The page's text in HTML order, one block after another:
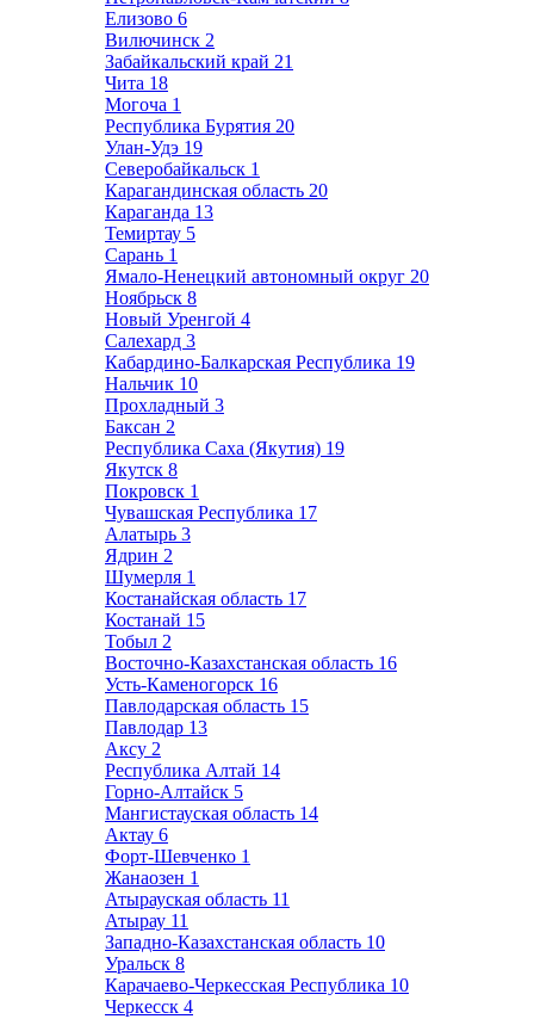
Елизово 6
Вилючинск 2
Забайкальский край 21
Чита 18
Могоча 1
Республика Бурятия 20
Улан-Удэ 19
Северобайкальск 1
Карагандинская область 20
Караганда 13
Темиртау 5
Сарань 1
Ямало-Ненецкий автономный округ 20
Ноябрьск 8
Новый Уренгой 4
Салехард 3
Кабардино-Балкарская Республика 19
Нальчик 10
Прохладный 3
Баксан 2
Республика Саха (Якутия) 19
Якутск 8
Покровск 1
Чувашская Республика 17
Алатырь 3
Ядрин 2
Шумерля 1
Костанайская область 17
Костанай 15
Тобыл 2
Восточно-Казахстанская область 16
Усть-Каменогорск 16
Павлодарская область 15
Павлодар 13
Аксу 2
Республика Алтай 14
Горно-Алтайск 5
Мангистауская область 14
Актау 6
Форт-Шевченко 1
Жанаозен 1
Атырауская область 11
Атырау 11
Западно-Казахстанская область 10
Уральск 8
Карачаево-Черкесская Республика 10
Черкесск 4